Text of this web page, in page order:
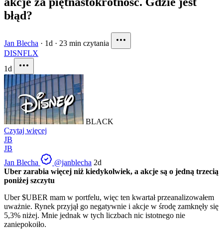
błąd?
Jan Blecha · 1d · 23 min czytania
DISNFLX
1d
BLACK
Czytaj więcej
JB
JB
Jan Blecha
@janblecha 2d
Uber zarabia więcej niż kiedykolwiek, a akcje są o jedną trzecią
poniżej szczytu
Uber$UBER mam w portfelu, więc ten kwartał przeanalizowałem
uważnie. Rynek przyjął go negatywnie i akcje w środę zamknęły się
5,3% niżej. Mnie jednak w tych liczbach nic istotnego nie
zaniepokoiło.